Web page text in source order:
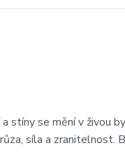
stíny se mění v živou
síla a